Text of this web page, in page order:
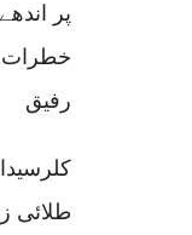
پر
خطرات
رفیق
طلائی